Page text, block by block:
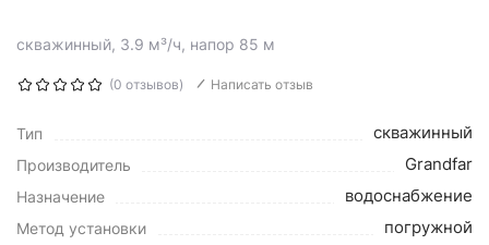
скважинный, 3.9 м³/ч, напор 85 м
(0 отзывов) Написать отзыв
Тип скважинный
Производитель Grandfar
Назначение водоснабжение
Метод установки погружной